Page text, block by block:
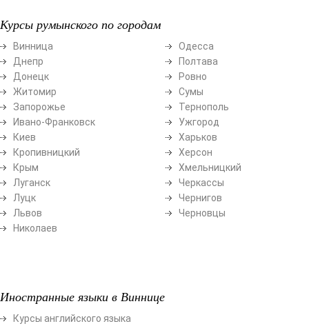
Курсы румынского по городам
Винница
Днепр
Донецк
Житомир
Запорожье
Ивано-Франковск
Киев
Кропивницкий
Крым
Луганск
Луцк
Львов
Николаев
Одесса
Полтава
Ровно
Сумы
Тернополь
Ужгород
Харьков
Херсон
Хмельницкий
Черкассы
Чернигов
Черновцы
Иностранные языки в Виннице
Курсы английского языка